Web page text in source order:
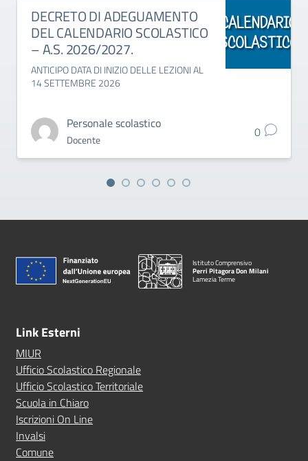
DECRETO DI ADEGUAMENTO
DEL CALENDARIO SCOLASTICO
– A.S. 2026/2027.
ANTICIPO DATA DI INIZIO DELLE LEZIONI AL
14 SETTEMBRE 2026
Personale scolastico
Docente 0
Istituto Comprensivo
Perri Pitagora Don Milani
Lamezia Terme
Link Esterni
MIUR
Ufficio Scolastico Regionale
Ufficio Scolastico Territoriale
Scuola in Chiaro
Iscrizioni On Line
Invalsi
Comune